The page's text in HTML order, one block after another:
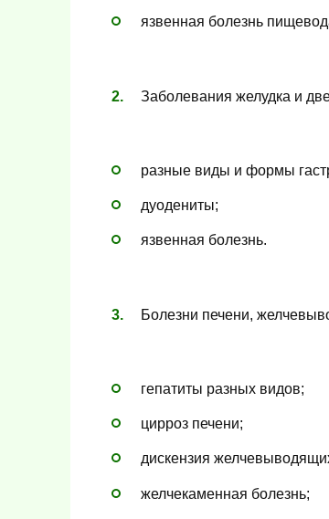
язвенная болезнь
Заболевания желудка и
разные виды и формы
дуодениты;
язвенная болезнь.
Болезни печени,
гепатиты разных видов;
цирроз печени;
дискензия
желчекаменная болезнь;